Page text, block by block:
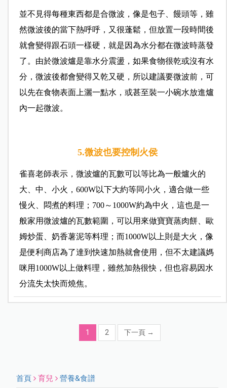
並不見得每種東西都是合微波，像是包子、饅頭等，雖
然微波後的當下熱呼呼，又很蓬鬆，但放置一段時間後
就會變得跟石頭一樣硬，就是因為水分都在微波時蒸發
了。由於微波爐是靠水分震盪，如果食物很乾或沒有水
分，微波後都會變得又乾又硬，所以建議要微波前，可
以先在食物表面上灑一點水，或甚至裝一小碗水放進爐
內一起微波。
5.微波也要控制火侯
雀喜老師表示，微波爐的瓦數可以等比為一般爐火的
大、中、小火，600W以下大約等同小火，適合做一些
慢火、悶煮的料理；700～1000W約為中火，這也是一
般家用微波爐的瓦數範圍，可以用來做寶寶蒸肉餅、歐
姆炒蛋、奶香薯泥等料理；而1000W以上則是大火，像
是便利商店為了達到快速加熱就會使用，但不太建議媽
咪用1000W以上做料理，雖然加熱很快，但也容易因水
分流失太快而燒焦。
1 2 下一頁 →
首頁 育兒 營養&食譜